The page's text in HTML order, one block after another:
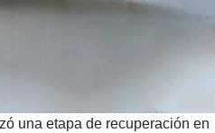
una etapa de recuperación en